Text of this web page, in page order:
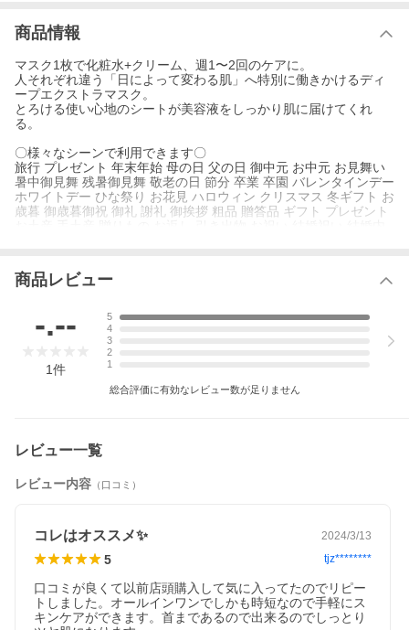
商品情報
マスク1枚で化粧水+クリーム、週1〜2回のケアに。
人それぞれ違う「日によって変わる肌」へ特別に働きかけるディ
ープエクストラマスク。
とろける使い心地のシートが美容液をしっかり肌に届けてくれ
る。
〇様々なシーンで利用できます〇
旅行 プレゼント 年末年始 母の日 父の日 御中元 お中元 お見舞い
暑中御見舞 残暑御見舞 敬老の日 節分 卒業 卒園 バレンタインデー
ホワイトデー ひな祭り お花見 ハロウィン クリスマス 冬ギフト お
歳暮 御歳暮御祝 御礼 謝礼 御挨拶 粗品 贈答品 ギフト プレゼント
〇ワード/用途〇
ト 顔パック まとめ買い スキンケア 保湿 大容量 女性 男性 レディ
ース メンズ おすすめ 自宅エステ おうち時間 おこもり美容 30代 4
0代 50代 プチプラ 毎日 朝晩 夜
商品レビュー
-.--
1件
5
4
3
2
1
総合評価に有効なレビュー数が足りません
レビュー一覧
レビュー内容 （口コミ）
コレはオススメ✨ 2024/3/13
5 tjz********
口コミが良くて以前店頭購入して気に入ってたのでリピー
トしました。オールインワンでしかも時短なので手軽にス
キンケアができます。首まであるので出来るのでしっとり